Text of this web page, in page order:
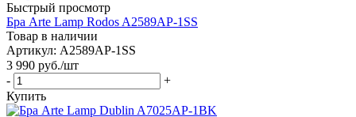
Быстрый просмотр
Бра Arte Lamp Rodos A2589AP-1SS
Товар в наличии
Артикул: A2589AP-1SS
3 990 руб./шт
-
+
Купить